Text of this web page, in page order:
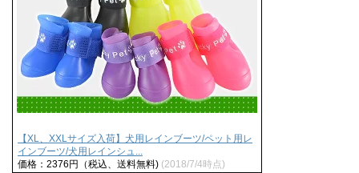
【XL、XXLサイズ入荷】犬用レインブーツ/ペット用レ
インブーツ/犬用レインシュ...
価格：2376円（税込、送料無料) (2018/7/4時点)